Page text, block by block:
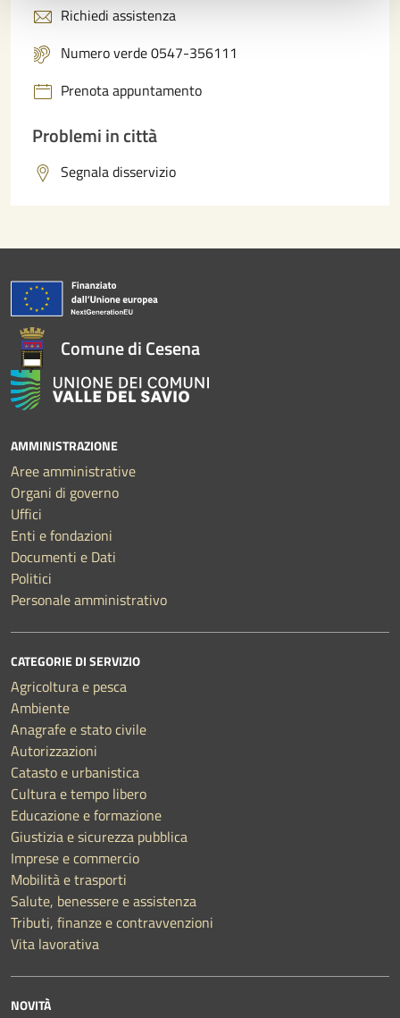
Richiedi assistenza
Numero verde 0547-356111
Prenota appuntamento
Problemi in città
Segnala disservizio
Comune di Cesena
AMMINISTRAZIONE
Aree amministrative
Organi di governo
Uffici
Enti e fondazioni
Documenti e Dati
Politici
Personale amministrativo
CATEGORIE DI SERVIZIO
Agricoltura e pesca
Ambiente
Anagrafe e stato civile
Autorizzazioni
Catasto e urbanistica
Cultura e tempo libero
Educazione e formazione
Giustizia e sicurezza pubblica
Imprese e commercio
Mobilità e trasporti
Salute, benessere e assistenza
Tributi, finanze e contravvenzioni
Vita lavorativa
NOVITÀ